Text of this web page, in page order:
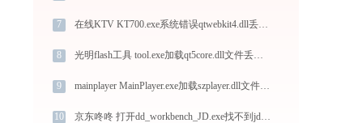
7 在线KTV KT700.exe系统错误qtwebkit4.dll丢失如何解决
8 光明flash工具 tool.exe加载qt5core.dll文件丢失处理办法
9 mainplayer MainPlayer.exe加载szplayer.dll文件丢失处理办法
10 京东咚咚 打开dd_workbench_JD.exe找不到jdnetworkengine.dll怎么办